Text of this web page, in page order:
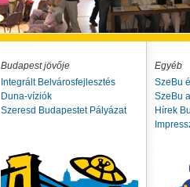
Budapest jövője
Integrált Belvárosfejlesztés
Duna-víziók
Szeresd Budapestet Pályázat
Egyéb
SzeBu
SzeBu
Hírek